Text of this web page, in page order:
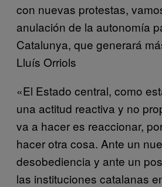
con nuevas protestas,
anulación de la autonomía
Catalunya, que generará
Lluís Orriols
«El Estado central, como
una actitud reactiva y no
va a hacer es reaccionar,
hacer otra cosa. Ante un
desobediencia y ante un
las instituciones catalanas